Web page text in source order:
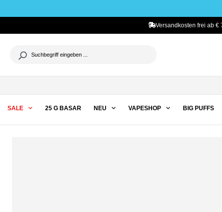
Versandkosten frei ab €
SALE 25 G BASAR NEU VAPESHOP BIG PUFFS